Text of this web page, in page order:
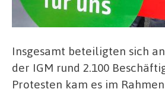
Insgesamt beteiligten sich
der IGM rund 2.100
Protesten kam es im